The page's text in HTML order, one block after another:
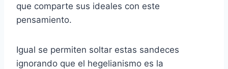
que comparte sus ideales con este
pensamiento.
Igual se permiten soltar estas sandeces
ignorando que el hegelianismo es la